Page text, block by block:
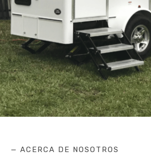
— ACERCA DE NOSOTROS